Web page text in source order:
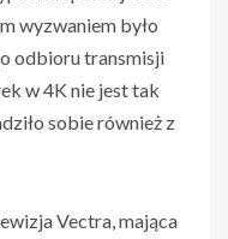
wyzwaniem było
odbioru transmisji
w 4K nie jest tak
sobie również z
Vectra, mająca